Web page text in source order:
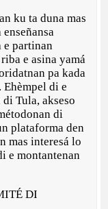
ku ta duna mas
e partinan
e asina yamá
pa kada
di e
Tula, akseso
di
plataforma den
mas interesá lo
e montantenan
DI